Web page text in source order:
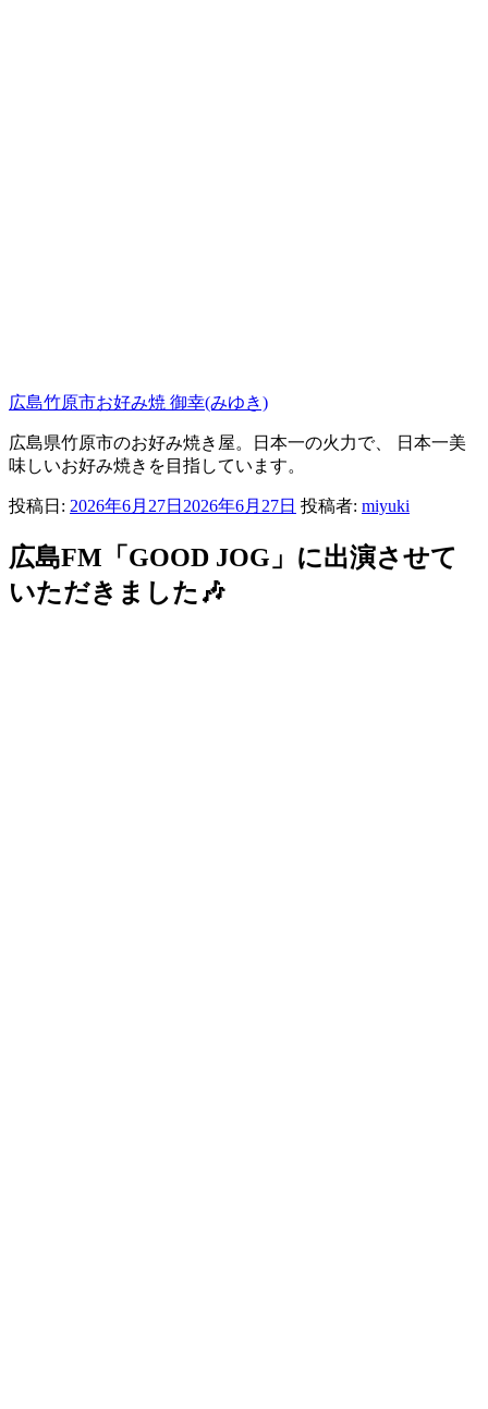
広島竹原市お好み焼 御幸(みゆき)
広島県竹原市のお好み焼き屋。日本一の火力で、 日本一美
味しいお好み焼きを目指しています。
投稿日: 2026年6月27日 2026年6月27日 投稿者: miyuki
広島FM「GOOD JOG」に出演させて
いただきました🎶